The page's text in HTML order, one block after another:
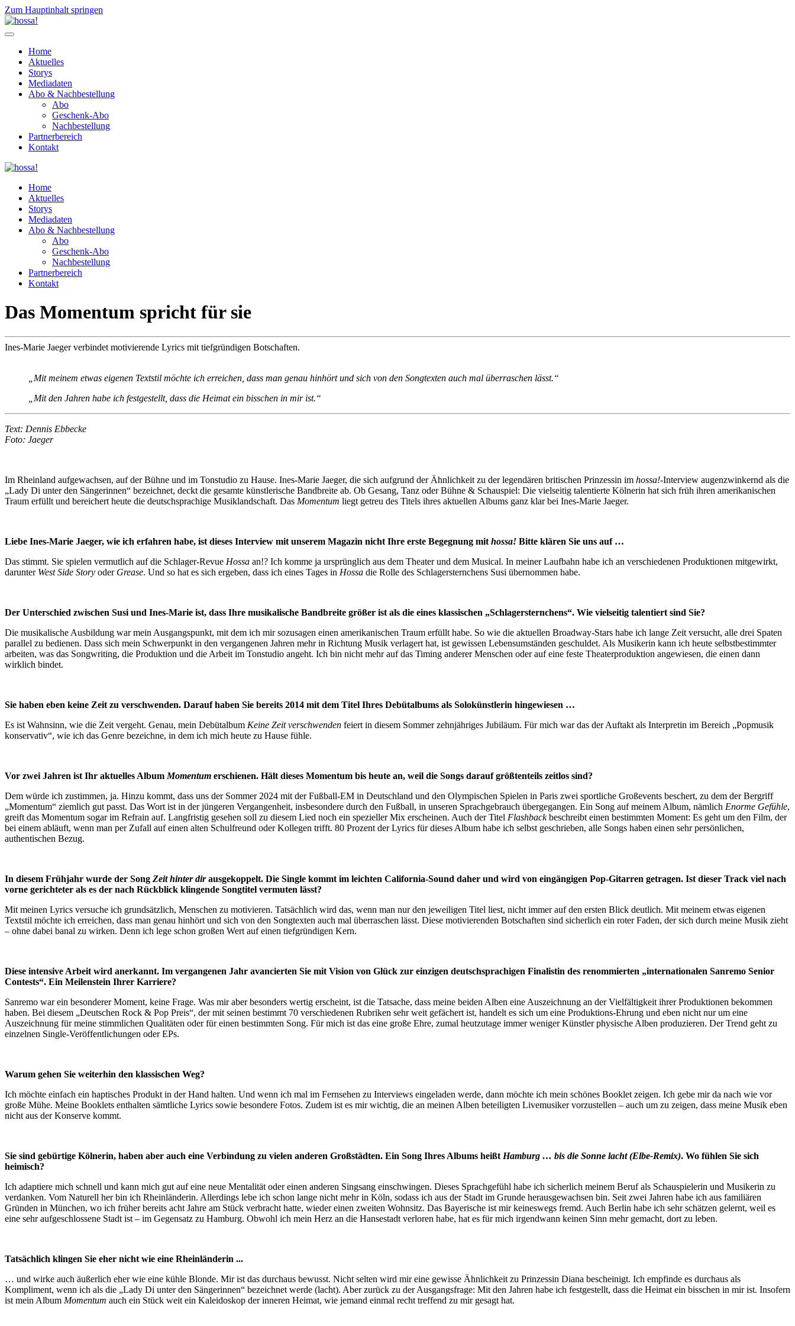
Zum Hauptinhalt springen
Home
Aktuelles
Storys
Mediadaten
Abo & Nachbestellung
Abo
Geschenk-Abo
Nachbestellung
Partnerbereich
Kontakt
Home
Aktuelles
Storys
Mediadaten
Abo & Nachbestellung
Abo
Geschenk-Abo
Nachbestellung
Partnerbereich
Kontakt
Das Momentum spricht für sie
Ines-Marie Jaeger verbindet motivierende Lyrics mit tiefgründigen Botschaften.
„Mit meinem etwas eigenen Textstil möchte ich erreichen, dass man genau hinhört und sich von den Songtexten auch mal überraschen lässt.“
„Mit den Jahren habe ich festgestellt, dass die Heimat ein bisschen in mir ist.“
Text: Dennis Ebbecke
Foto: Jaeger
Im Rheinland aufgewachsen, auf der Bühne und im Tonstudio zu Hause. Ines-Marie Jaeger, die sich aufgrund der Ähnlichkeit zu der legendären britischen Prinzessin im hossa!-Interview augenzwinkernd als die
„Lady Di unter den Sängerinnen“ bezeichnet, deckt die gesamte künstlerische Bandbreite ab. Ob Gesang, Tanz oder Bühne & Schauspiel: Die vielseitig talentierte Kölnerin hat sich früh ihren amerikanischen
Traum erfüllt und bereichert heute die deutschsprachige Musiklandschaft. Das Momentum liegt getreu des Titels ihres aktuellen Albums ganz klar bei Ines-Marie Jaeger.
Liebe Ines-Marie Jaeger, wie ich erfahren habe, ist dieses Interview mit unserem Magazin nicht Ihre erste Begegnung mit hossa! Bitte klären Sie uns auf …
Das stimmt. Sie spielen vermutlich auf die Schlager-Revue Hossa an!? Ich komme ja ursprünglich aus dem Theater und dem Musical. In meiner Laufbahn habe ich an verschiedenen Produktionen mitgewirkt,
darunterWest Side Story oder Grease. Und so hat es sich ergeben, dass ich eines Tages in Hossa die Rolle des Schlagersternchens Susi übernommen habe.
Der Unterschied zwischen Susi und Ines-Marie ist, dass Ihre musikalische Bandbreite größer ist als die eines klassischen „Schlagersternchens“. Wie vielseitig talentiert sind Sie?
Die musikalische Ausbildung war mein Ausgangspunkt, mit dem ich mir sozusagen einen amerikanischen Traum erfüllt habe. So wie die aktuellen Broadway-Stars habe ich lange Zeit versucht, alle drei Spaten
parallel zu bedienen. Dass sich mein Schwerpunkt in den vergangenen Jahren mehr in Richtung Musik verlagert hat, ist gewissen Lebensumständen geschuldet. Als Musikerin kann ich heute selbstbestimmter
arbeiten, was das Songwriting, die Produktion und die Arbeit im Tonstudio angeht. Ich bin nicht mehr auf das Timing anderer Menschen oder auf eine feste Theaterproduktion angewiesen, die einen dann
wirklich bindet.
Sie haben eben keine Zeit zu verschwenden. Darauf haben Sie bereits 2014 mit dem Titel Ihres Debütalbums als Solokünstlerin hingewiesen …
Es ist Wahnsinn, wie die Zeit vergeht. Genau, mein Debütalbum Keine Zeit verschwenden feiert in diesem Sommer zehnjähriges Jubiläum. Für mich war das der Auftakt als Interpretin im Bereich „Popmusik
konservativ“, wie ich das Genre bezeichne, in dem ich mich heute zu Hause fühle.
Vor zwei Jahren ist Ihr aktuelles Album Momentum erschienen. Hält dieses Momentum bis heute an, weil die Songs darauf größtenteils zeitlos sind?
Dem würde ich zustimmen, ja. Hinzu kommt, dass uns der Sommer 2024 mit der Fußball-EM in Deutschland und den Olympischen Spielen in Paris zwei sportliche Großevents beschert, zu dem der Bergriff
„Momentum“ ziemlich gut passt. Das Wort ist in der jüngeren Vergangenheit, insbesondere durch den Fußball, in unseren Sprachgebrauch übergegangen. Ein Song auf meinem Album, nämlich Enorme Gefühle,
greift das Momentum sogar im Refrain auf. Langfristig gesehen soll zu diesem Lied noch ein spezieller Mix erscheinen. Auch der Titel Flashbackbeschreibt einen bestimmten Moment: Es geht um den Film, der
bei einem abläuft, wenn man per Zufall auf einen alten Schulfreund oder Kollegen trifft. 80 Prozent der Lyrics für dieses Album habe ich selbst geschrieben, alle Songs haben einen sehr persönlichen,
authentischen Bezug.
In diesem Frühjahr wurde der Song Zeit hinter dirausgekoppelt. Die Single kommt im leichten California-Sound daher und wird von eingängigen Pop-Gitarren getragen. Ist dieser Track viel nach
vorne gerichteter als es der nach Rückblick klingende Songtitel vermuten lässt?
Mit meinen Lyrics versuche ich grundsätzlich, Menschen zu motivieren. Tatsächlich wird das, wenn man nur den jeweiligen Titel liest, nicht immer auf den ersten Blick deutlich. Mit meinem etwas eigenen
Textstil möchte ich erreichen, dass man genau hinhört und sich von den Songtexten auch mal überraschen lässt. Diese motivierenden Botschaften sind sicherlich ein roter Faden, der sich durch meine Musik zieht
– ohne dabei banal zu wirken. Denn ich lege schon großen Wert auf einen tiefgründigen Kern.
Diese intensive Arbeit wird anerkannt. Im vergangenen Jahr avancierten Sie mit Vision von Glück zur einzigen deutschsprachigen Finalistin des renommierten „internationalen Sanremo Senior
Contests“. Ein Meilenstein Ihrer Karriere?
Sanremo war ein besonderer Moment, keine Frage. Was mir aber besonders wertig erscheint, ist die Tatsache, dass meine beiden Alben eine Auszeichnung an der Vielfältigkeit ihrer Produktionen bekommen
haben. Bei diesem „Deutschen Rock & Pop Preis“, der mit seinen bestimmt 70 verschiedenen Rubriken sehr weit gefächert ist, handelt es sich um eine Produktions-Ehrung und eben nicht nur um eine
Auszeichnung für meine stimmlichen Qualitäten oder für einen bestimmten Song. Für mich ist das eine große Ehre, zumal heutzutage immer weniger Künstler physische Alben produzieren. Der Trend geht zu
einzelnen Single-Veröffentlichungen oder EPs.
Warum gehen Sie weiterhin den klassischen Weg?
Ich möchte einfach ein haptisches Produkt in der Hand halten. Und wenn ich mal im Fernsehen zu Interviews eingeladen werde, dann möchte ich mein schönes Booklet zeigen. Ich gebe mir da nach wie vor
große Mühe. Meine Booklets enthalten sämtliche Lyrics sowie besondere Fotos. Zudem ist es mir wichtig, die an meinen Alben beteiligten Livemusiker vorzustellen – auch um zu zeigen, dass meine Musik eben
nicht aus der Konserve kommt.
Sie sind gebürtige Kölnerin, haben aber auch eine Verbindung zu vielen anderen Großstädten. Ein Song Ihres Albums heißt Hamburg … bis die Sonne lacht (Elbe-Remix). Wo fühlen Sie sich
heimisch?
Ich adaptiere mich schnell und kann mich gut auf eine neue Mentalität oder einen anderen Singsang einschwingen. Dieses Sprachgefühl habe ich sicherlich meinem Beruf als Schauspielerin und Musikerin zu
verdanken. Vom Naturell her bin ich Rheinländerin. Allerdings lebe ich schon lange nicht mehr in Köln, sodass ich aus der Stadt im Grunde herausgewachsen bin. Seit zwei Jahren habe ich aus familiären
Gründen in München, wo ich früher bereits acht Jahre am Stück verbracht hatte, wieder einen zweiten Wohnsitz. Das Bayerische ist mir keineswegs fremd. Auch Berlin habe ich sehr schätzen gelernt, weil es
eine sehr aufgeschlossene Stadt ist – im Gegensatz zu Hamburg. Obwohl ich mein Herz an die Hansestadt verloren habe, hat es für mich irgendwann keinen Sinn mehr gemacht, dort zu leben.
Tatsächlich klingen Sie eher nicht wie eine Rheinländerin ...
… und wirke auch äußerlich eher wie eine kühle Blonde. Mir ist das durchaus bewusst. Nicht selten wird mir eine gewisse Ähnlichkeit zu Prinzessin Diana bescheinigt. Ich empfinde es durchaus als
Kompliment, wenn ich als die „Lady Di unter den Sängerinnen“ bezeichnet werde (lacht). Aber zurück zu der Ausgangsfrage: Mit den Jahren habe ich festgestellt, dass die Heimat ein bisschen in mir ist. Insofern
ist mein Album Momentum auch ein Stück weit ein Kaleidoskop der inneren Heimat, wie jemand einmal recht treffend zu mir gesagt hat.